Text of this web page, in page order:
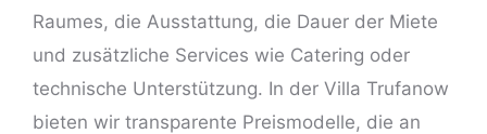
Raumes, die Ausstattung, die Dauer der Miete
und zusätzliche Services wie Catering oder
technische Unterstützung. In der Villa Trufanow
bieten wir transparente Preismodelle, die an